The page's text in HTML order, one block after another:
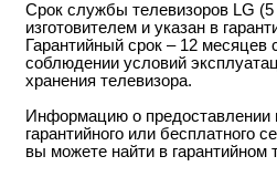
Срок службы телевизоров LG (5
изготовителем и указан в
Гарантийный срок – 12 месяцев
соблюдении условий
хранения телевизора.
Информацию о предоставлении
гарантийного или бесплатного
вы можете найти в гарантийном